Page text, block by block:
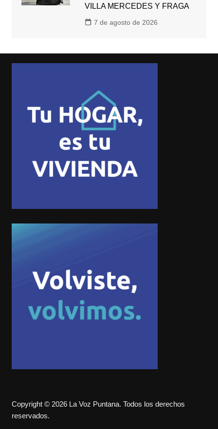
VILLA MERCEDES Y FRAGA
7 de agosto de 2026
Copyright © 2026 La Voz Puntana. Todos los derechos
reservados.